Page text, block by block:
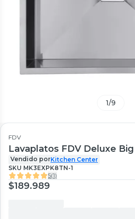
1/9
FDV
Lavaplatos FDV Deluxe
Vendido porKitchen Center
SKU MK3EXPK8TN-1
5(1)
$189.989